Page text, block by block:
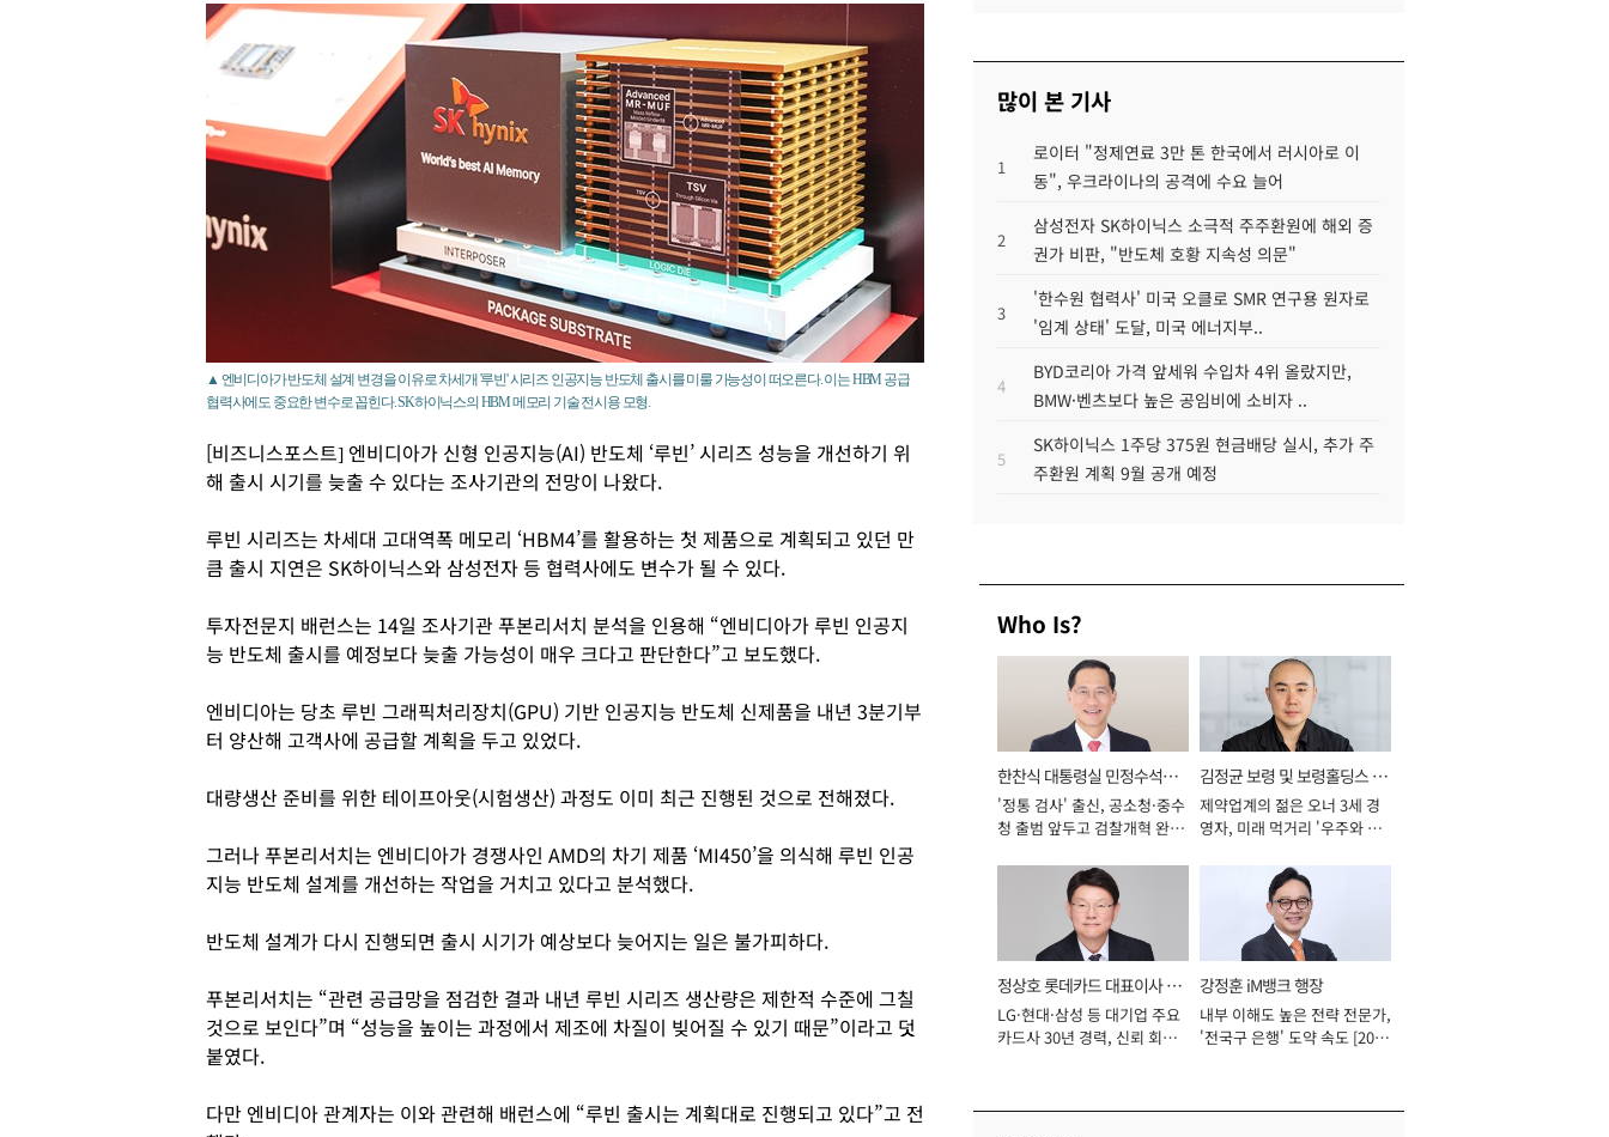
▲ 엔비디아가 반도체 설계 변경을 이유로 차세개 '루빈' 시리즈 인공지능 반도체 출시를 미룰 가능성이 떠오른다. 이는 HBM 공급
협력사에도 중요한 변수로 꼽힌다. SK하이닉스의 HBM 메모리 기술 전시용 모형.
[비즈니스포스트] 엔비디아가 신형 인공지능(AI) 반도체 ‘루빈’ 시리즈 성능을 개선하기 위
해 출시 시기를 늦출 수 있다는 조사기관의 전망이 나왔다.
루빈 시리즈는 차세대 고대역폭 메모리 ‘HBM4’를 활용하는 첫 제품으로 계획되고 있던 만
큼 출시 지연은 SK하이닉스와 삼성전자 등 협력사에도 변수가 될 수 있다.
투자전문지 배런스는 14일 조사기관 푸본리서치 분석을 인용해 “엔비디아가 루빈 인공지
능 반도체 출시를 예정보다 늦출 가능성이 매우 크다고 판단한다”고 보도했다.
엔비디아는 당초 루빈 그래픽처리장치(GPU) 기반 인공지능 반도체 신제품을 내년 3분기부
터 양산해 고객사에 공급할 계획을 두고 있었다.
대량생산 준비를 위한 테이프아웃(시험생산) 과정도 이미 최근 진행된 것으로 전해졌다.
그러나 푸본리서치는 엔비디아가 경쟁사인 AMD의 차기 제품 ‘MI450’을 의식해 루빈 인공
지능 반도체 설계를 개선하는 작업을 거치고 있다고 분석했다.
반도체 설계가 다시 진행되면 출시 시기가 예상보다 늦어지는 일은 불가피하다.
푸본리서치는 “관련 공급망을 점검한 결과 내년 루빈 시리즈 생산량은 제한적 수준에 그칠
것으로 보인다”며 “성능을 높이는 과정에서 제조에 차질이 빚어질 수 있기 때문”이라고 덧
붙였다.
다만 엔비디아 관계자는 이와 관련해 배런스에 “루빈 출시는 계획대로 진행되고 있다”고 전
많이 본 기사
1
로이터 "정제연료 3만 톤 한국에서 러시아로 이
동", 우크라이나의 공격에 수요 늘어
2
삼성전자 SK하이닉스 소극적 주주환원에 해외 증
권가 비판, "반도체 호황 지속성 의문"
3
'한수원 협력사' 미국 오클로 SMR 연구용 원자로
'임계 상태' 도달, 미국 에너지부..
4
BYD코리아 가격 앞세워 수입차 4위 올랐지만,
BMW·벤츠보다 높은 공임비에 소비자 ..
5
SK하이닉스 1주당 375원 현금배당 실시, 추가 주
주환원 계획 9월 공개 예정
Who Is?
한찬식 대통령실 민정수석비
서관
'정통 검사' 출신, 공소청·중수
청 출범 앞두고 검찰개혁 완수
김정균 보령 및 보령홀딩스 대
표이사 사장
제약업계의 젊은 오너 3세 경
영자, 미래 먹거리 '우주와 헬
정상호 롯데카드 대표이사 사
장
LG·현대·삼성 등 대기업 주요
카드사 30년 경력, 신뢰 회복
강정훈 iM뱅크 행장
내부 이해도 높은 전략 전문가,
'전국구 은행' 도약 속도 [2026